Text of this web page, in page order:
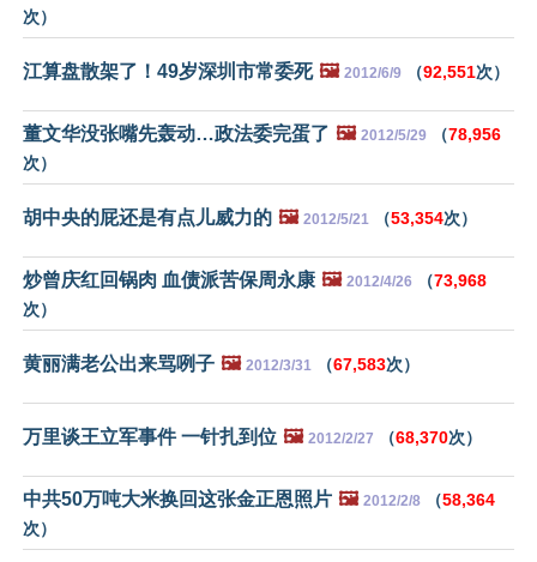
次）
江算盘散架了！49岁深圳市常委死 🖼️ 2012/6/9 （92,551次）
董文华没张嘴先轰动…政法委完蛋了 🖼️ 2012/5/29 （78,956
次）
胡中央的屁还是有点儿威力的 🖼️ 2012/5/21 （53,354次）
炒曾庆红回锅肉 血债派苦保周永康 🖼️ 2012/4/26 （73,968
次）
黄丽满老公出来骂咧子 🖼️ 2012/3/31 （67,583次）
万里谈王立军事件 一针扎到位 🖼️ 2012/2/27 （68,370次）
中共50万吨大米换回这张金正恩照片 🖼️ 2012/2/8 （58,364
次）